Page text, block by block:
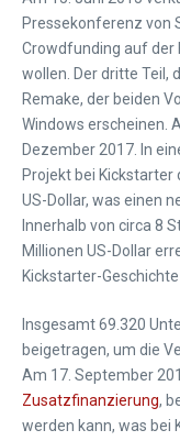
Pressekonferenz von
Crowdfunding auf
wollen. Der dritte Teil,
Remake, der beiden
Windows erscheinen.
Dezember 2017. In
Projekt bei Kickstarter
US-Dollar, was einen
Innerhalb von circa 8
Millionen US-Dollar
Kickstarter-
Insgesamt 69.320
beigetragen, um die
Am 17. September
Zusatzfinanzierung,
werden kann, was bei